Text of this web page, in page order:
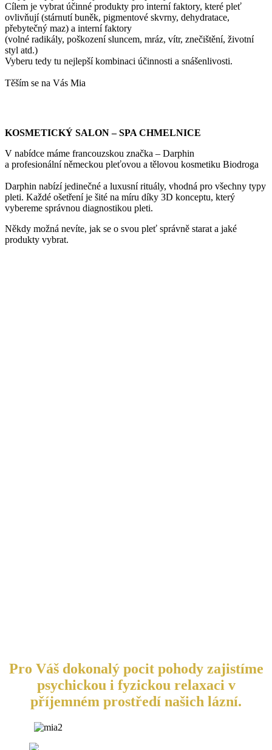
Cílem je vybrat účinné produkty pro interní faktory, které pleť
ovlivňují (stárnutí buněk, pigmentové skvrny, dehydratace,
přebytečný maz) a interní faktory
(volné radikály, poškození sluncem, mráz, vítr, znečištění, životní
styl atd.)
Vyberu tedy tu nejlepší kombinaci účinnosti a snášenlivosti.
Těším se na Vás Mia
KOSMETICKÝ SALON – SPA CHMELNICE
V nabídce máme francouzskou značka – Darphin
a profesionální německou pleťovou a tělovou kosmetiku Biodroga
Darphin nabízí jedinečné a luxusní rituály, vhodná pro všechny typy
pleti. Každé ošetření je šité na míru díky 3D konceptu, který
vybereme správnou diagnostikou pleti.
Někdy možná nevíte, jak se o svou pleť správně starat a jaké
produkty vybrat.
Pro Váš dokonalý pocit pohody zajistíme
psychickou i fyzickou relaxaci v
příjemném prostředí našich lázní.